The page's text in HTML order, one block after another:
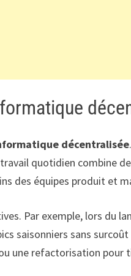
décentralisée
quotidien combine
des équipes produit et
Par exemple, lors du
saisonniers sans
une refactorisation pour